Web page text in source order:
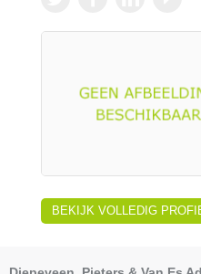
BEKIJK VOLLEDIG